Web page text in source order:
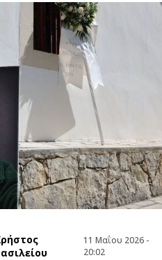
11 Μαΐου 2026 -
20:02